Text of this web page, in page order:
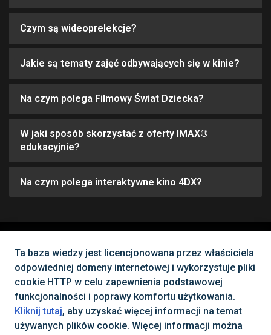
Czym są wideoprelekcje?
Jakie są tematy zajęć odbywających się w kinie?
Na czym polega Filmowy Świat Dziecka?
W jaki sposób skorzystać z oferty IMAX®
edukacyjnie?
Na czym polega interaktywne kino 4DX?
Nie możesz znaleźć tego, czego
potrzebujesz?
Skontaktuj się z nami
Ta baza wiedzy jest licencjonowana przez właściciela
odpowiedniej domeny internetowej i wykorzystuje pliki
cookie HTTP w celu zapewnienia podstawowej
funkcjonalności i poprawy komfortu użytkowania.
Kliknij tutaj, aby uzyskać więcej informacji na temat
używanych plików cookie. Więcej informacji można